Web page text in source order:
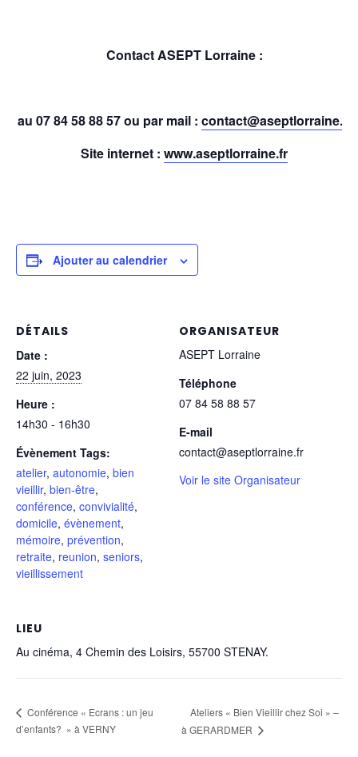
Contact ASEPT Lorraine :
au 07 84 58 88 57ou par mail : contact@aseptlorraine.fr
Site internet : www.aseptlorraine.fr
Ajouter au calendrier
DÉTAILS
Date :
22 juin, 2023
Heure :
14h30 - 16h30
Évènement Tags:
atelier, autonomie, bien
vieillir, bien-être,
conférence, convivialité,
domicile, évènement,
mémoire, prévention,
retraite, reunion, seniors,
vieillissement
ORGANISATEUR
ASEPT Lorraine
Téléphone
07 84 58 88 57
E-mail
contact@aseptlorraine.fr
Voir le site Organisateur
LIEU
Au cinéma, 4 Chemin des Loisirs, 55700 STENAY.
Conférence « Ecrans : un jeu
d’enfants? » à VERNY
Ateliers « Bien Vieillir chez Soi » –
à GERARDMER